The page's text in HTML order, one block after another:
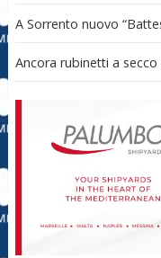
A Sorrento nuovo
Ancora rubinetti a